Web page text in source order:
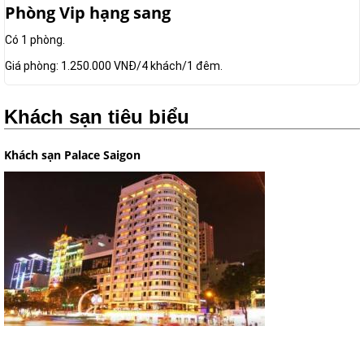
Phòng Vip hạng sang
Có 1 phòng.
Giá phòng: 1.250.000 VNĐ/4 khách/1 đêm.
Khách sạn tiêu biểu
Khách sạn Palace Saigon